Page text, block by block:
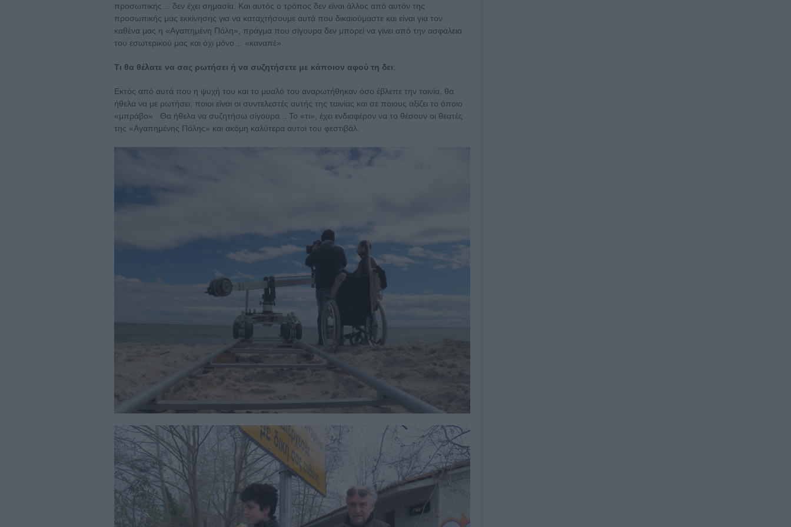
προσωπικής… δεν έχει σημασία. Και αυτός ο τρόπος δεν είναι άλλος από αυτόν της
προσωπικής μας εκκίνησης για να καταχτήσουμε αυτά που δικαιούμαστε και είναι για τον
καθένα μας η «Αγαπημένη Πόλη», πράγμα που σίγουρα δεν μπορεί να γίνει από την ασφάλεια
του εσωτερικού μας και όχι μόνο… «καναπέ».
Τι θα θέλατε να σας ρωτήσει ή να συζητήσετε με κάποιον αφού τη δει;
Εκτός από αυτά που η ψυχή του και το μυαλό του αναρωτήθηκαν όσο έβλεπε την ταινία, θα
ήθελα να με ρωτήσει, ποιοι είναι οι συντελεστές αυτής της ταινίας και σε ποιους αξίζει το όποιο
«μπράβο» . Θα ήθελα να συζητήσω σίγουρα... Το «τι», έχει ενδιαφέρον να το θέσουν οι θεατές
της «Αγαπημένης Πόλης» και ακόμη καλύτερα αυτοί του φεστιβάλ.